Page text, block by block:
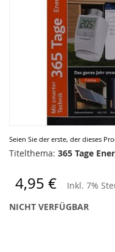
Seien Sie der erste, der dieses
Titelthema: 365 Tage
4,95 € Inkl. 7%
NICHT VERFÜGBAR
Zum
Anfang
springen